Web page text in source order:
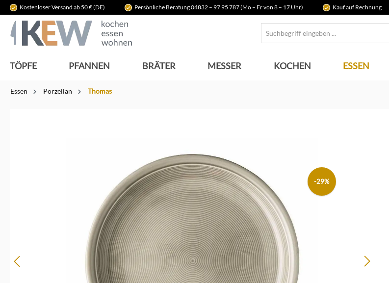
Zur Hauptnavigation springen
Kostenloser Versand ab 50 € (DE) Persönliche Beratung 04832 – 97 95 787 (Mo – Fr von 8 – 17 Uhr) Kauf auf Rechnung
TÖPFE PFANNEN BRÄTER MESSER KOCHEN ESSEN
Essen Porzellan Thomas
-29%